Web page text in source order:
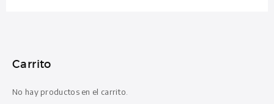
Carrito
No hay productos en el carrito.